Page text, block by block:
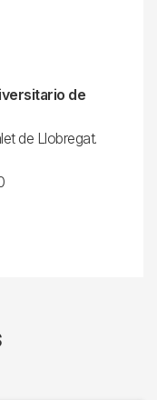
de
de Llobregat.